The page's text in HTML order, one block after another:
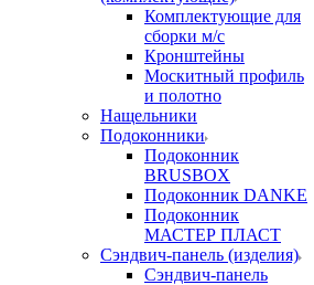
Комплектующие для
сборки м/с
Кронштейны
Москитный профиль
и полотно
Нащельники
Подоконники
Подоконник
BRUSBOX
Подоконник DANKE
Подоконник
МАСТЕР ПЛАСТ
Сэндвич-панель (изделия)
Сэндвич-панель